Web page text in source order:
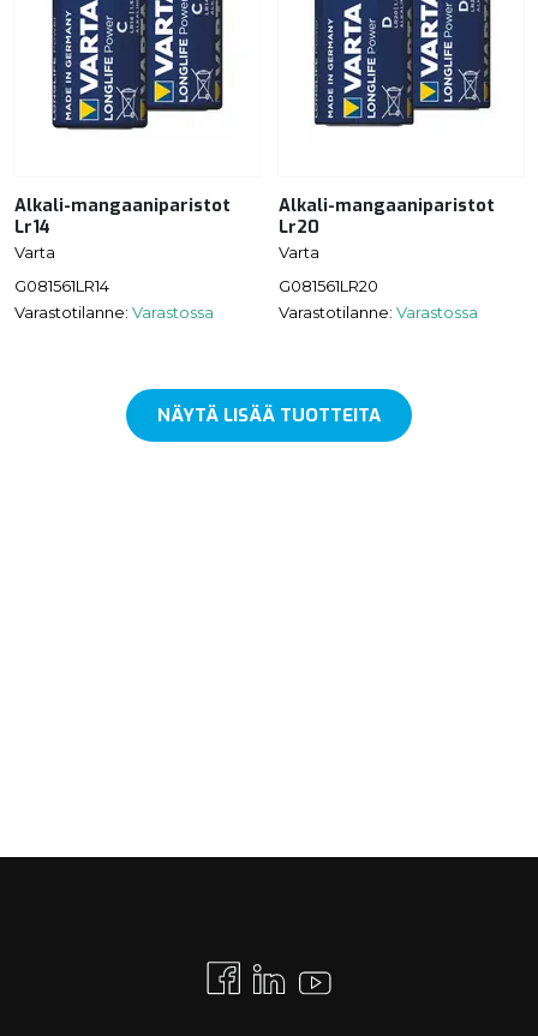
Alkali-mangaaniparistot
Lr14
Varta
G081561LR14
Varastotilanne: Varastossa
Alkali-mangaaniparistot
Lr20
Varta
G081561LR20
Varastotilanne: Varastossa
NÄYTÄ LISÄÄ TUOTTEITA